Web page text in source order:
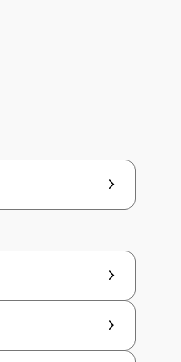
pour le moment. )